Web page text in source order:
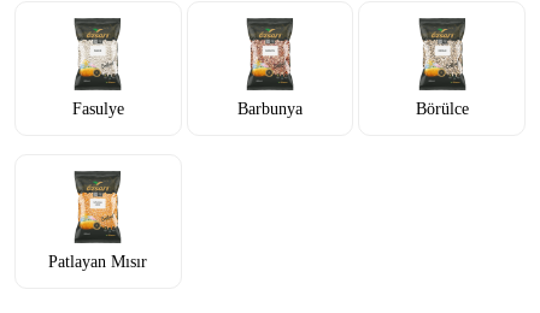
Fasulye Barbunya Börülce
Patlayan Mısır